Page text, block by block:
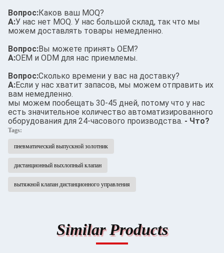
Вопрос:Каков ваш MOQ?
А:У нас нет MOQ. У нас большой склад, так что мы
можем доставлять товары немедленно.
Вопрос:Вы можете принять OEM?
А:OEM и ODM для нас приемлемы.
Вопрос:Сколько времени у вас на доставку?
А:Если у нас хватит запасов, мы можем отправить их
вам немедленно.
мы можем пообещать 30-45 дней, потому что у нас
есть значительное количество автоматизированного
оборудования для 24-часового производства. - Что?
Tags:
пневматический выпускной золотник
дистанционный выхлопный клапан
вытяжной клапан дистанционного управления
Similar Products